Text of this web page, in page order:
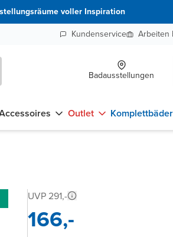
voller Inspiration
Kundenservice
Arbeiten
Badausstellungen
Outlet Komplettbäder
UVP 291,-
166,-